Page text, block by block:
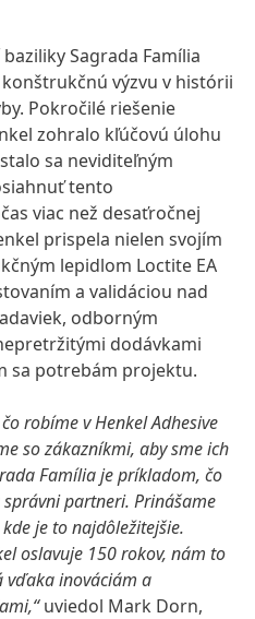
Sagrada Família
výzvu v histórii
Pokročilé riešenie
zohralo kľúčovú úlohu
sa neviditeľným
tento
viac než desaťročnej
prispela nielen svojím
lepidlom Loctite EA
a validáciou nad
odborným
dodávkami
sa potrebám projektu.
robíme v Henkel Adhesive
so zákazníkmi, aby sme ich
Família je príkladom, čo
partneri. Prinášame
je to najdôležitejšie.
oslavuje 150 rokov, nám to
vďaka inováciám a
uviedol Mark Dorn,